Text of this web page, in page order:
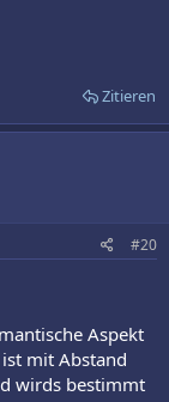
Zitieren
#20
Aspekt
mit Abstand
wirds bestimmt